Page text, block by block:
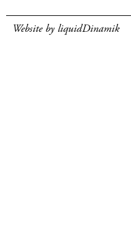
Website by liquidDinamik